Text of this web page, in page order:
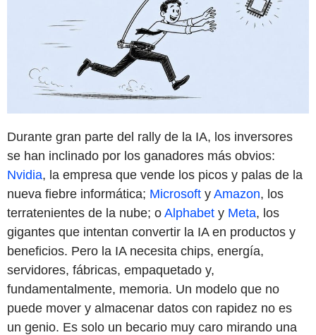
Durante gran parte del rally de la IA, los inversores
se han inclinado por los ganadores más obvios:
Nvidia, la empresa que vende los picos y palas de la
nueva fiebre informática; Microsoft y Amazon, los
terratenientes de la nube; o Alphabet y Meta, los
gigantes que intentan convertir la IA en productos y
beneficios. Pero la IA necesita chips, energía,
servidores, fábricas, empaquetado y,
fundamentalmente, memoria. Un modelo que no
puede mover y almacenar datos con rapidez no es
un genio. Es solo un becario muy caro mirando una